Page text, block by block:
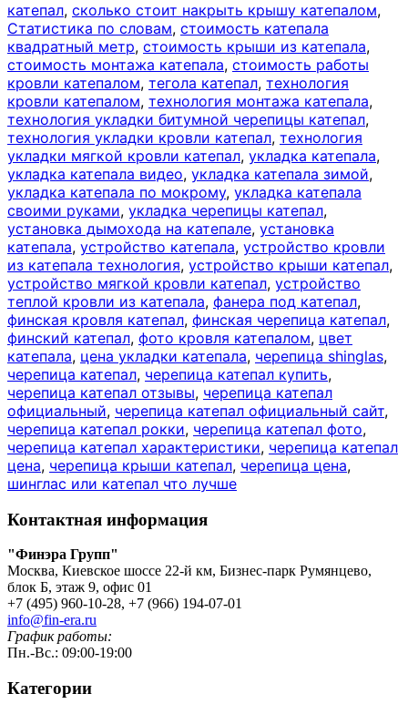
катепал, сколько стоит накрыть крышу катепалом,
Статистика по словам, стоимость катепала
квадратный метр, стоимость крыши из катепала,
стоимость монтажа катепала, стоимость работы
кровли катепалом, тегола катепал, технология
кровли катепалом, технология монтажа катепала,
технология укладки битумной черепицы катепал,
технология укладки кровли катепал, технология
укладки мягкой кровли катепал, укладка катепала,
укладка катепала видео, укладка катепала зимой,
укладка катепала по мокрому, укладка катепала
своими руками, укладка черепицы катепал,
установка дымохода на катепале, установка
катепала, устройство катепала, устройство кровли
из катепала технология, устройство крыши катепал,
устройство мягкой кровли катепал, устройство
теплой кровли из катепала, фанера под катепал,
финская кровля катепал, финская черепица катепал,
финский катепал, фото кровля катепалом, цвет
катепала, цена укладки катепала, черепица shinglas,
черепица катепал, черепица катепал купить,
черепица катепал отзывы, черепица катепал
официальный, черепица катепал официальный сайт,
черепица катепал рокки, черепица катепал фото,
черепица катепал характеристики, черепица катепал
цена, черепица крыши катепал, черепица цена,
шинглас или катепал что лучше
Контактная информация
"Финэра Групп"
Москва, Киевское шоссе 22-й км, Бизнес-парк Румянцево,
блок Б, этаж 9, офис 01
+7 (495) 960-10-28, +7 (966) 194-07-01
info@fin-era.ru
График работы:
Пн.-Вс.: 09:00-19:00
Категории